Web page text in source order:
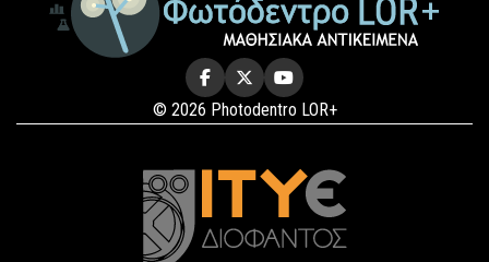
© 2026 Photodentro LOR+